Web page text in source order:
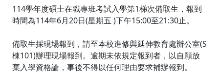
114學年度碩士在職專班考試入學第1梯次備取生，報到
時間為114年6月20日(星期五 )下午15:00至21:30止。
備取生採現場報到，請至本校進修與延伸教育處辦公室(S
棟101)辦理現場報到。逾期未依規定報到者，以自願放
棄入學資格論，事後不得以任何理由要求補辦報到。